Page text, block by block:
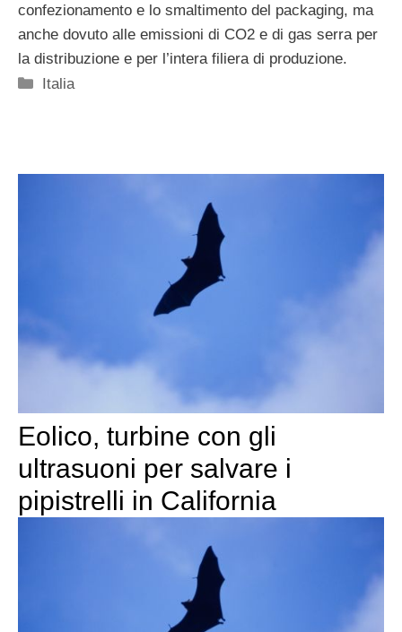
confezionamento e lo smaltimento del packaging, ma
anche dovuto alle emissioni di CO2 e di gas serra per
la distribuzione e per l’intera filiera di produzione.
Categorie
Italia
Eolico, turbine con gli
ultrasuoni per salvare i
pipistrelli in California